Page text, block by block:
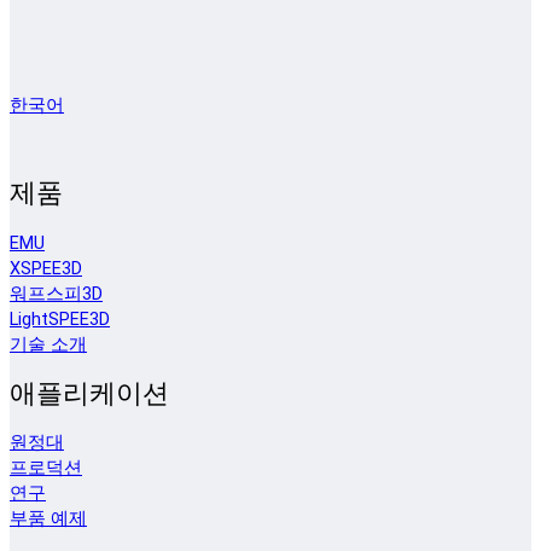
한국어
제품
EMU
XSPEE3D
워프스피3D
LightSPEE3D
기술 소개
애플리케이션
원정대
프로덕션
연구
부품 예제